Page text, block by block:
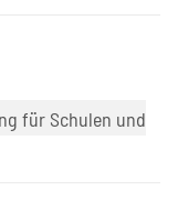
für Schulen und